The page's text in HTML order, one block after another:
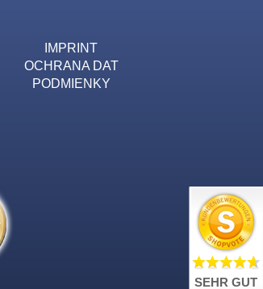
IMPRINT
OCHRANA DAT
PODMIENKY
SEHR GUT